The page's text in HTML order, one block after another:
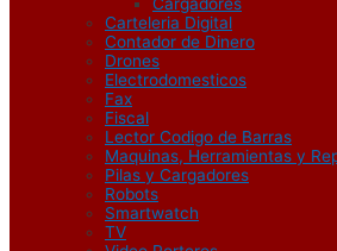
Cargadores
Carteleria Digital
Contador de Dinero
Drones
Electrodomesticos
Fax
Fiscal
Lector Codigo de Barras
Maquinas, Herramientas y
Pilas y Cargadores
Robots
Smartwatch
TV